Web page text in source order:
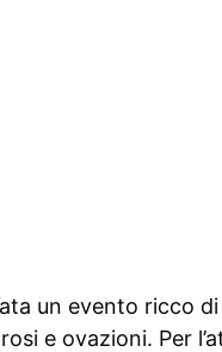
un evento ricco
e ovazioni. Per